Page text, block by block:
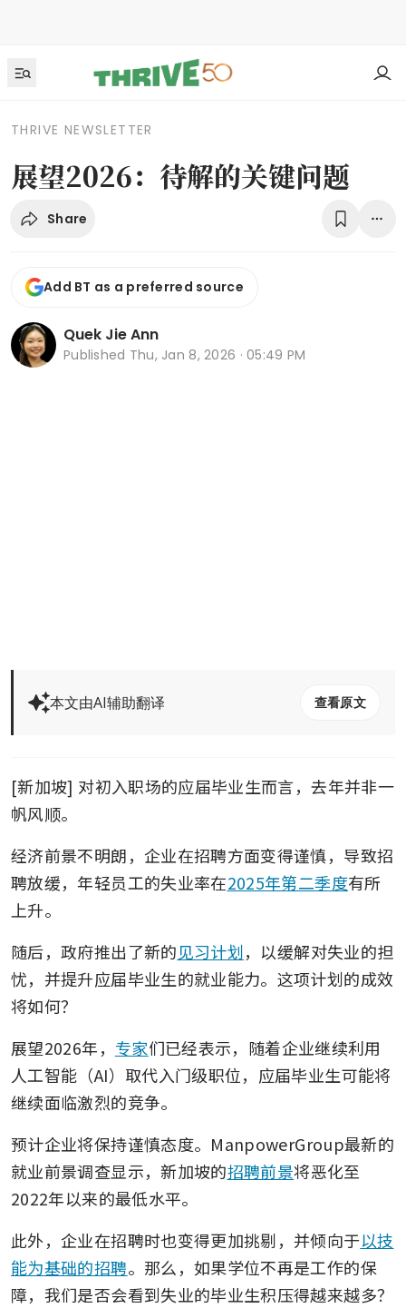
THRIVE NEWSLETTER
展望2026：待解的关键问题
Share
Add BT as a preferred source
Quek Jie Ann
Published Thu, Jan 8, 2026 · 05:49 PM
本文由AI辅助翻译 查看原文
[新加坡] 对初入职场的应届毕业生而言，去年并非一
帆风顺。
经济前景不明朗，企业在招聘方面变得谨慎，导致招
聘放缓，年轻员工的失业率在2025年第二季度有所
上升。
随后，政府推出了新的见习计划，以缓解对失业的担
忧，并提升应届毕业生的就业能力。这项计划的成效
将如何？
展望2026年， 专家们已经表示，随着企业继续利用
人工智能（AI）取代入门级职位，应届毕业生可能将
继续面临激烈的竞争。
预计企业将保持谨慎态度。ManpowerGroup最新的
就业前景调查显示，新加坡的招聘前景将恶化至
2022年以来的最低水平。
此外，企业在招聘时也变得更加挑剔，并倾向于以技
能为基础的招聘。那么，如果学位不再是工作的保
障，我们是否会看到失业的毕业生积压得越来越多？